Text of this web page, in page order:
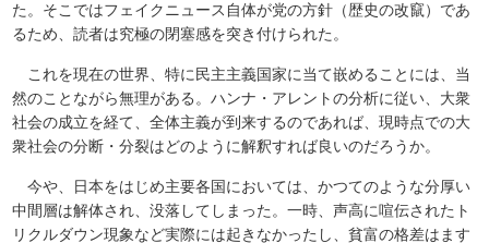
た。そこではフェイクニュース自体が党の方針（歴史の改竄）であ
るため、読者は究極の閉塞感を突き付けられた。
これを現在の世界、特に民主主義国家に当て嵌めることには、当
然のことながら無理がある。ハンナ・アレントの分析に従い、大衆
社会の成立を経て、全体主義が到来するのであれば、現時点での大
衆社会の分断・分裂はどのように解釈すれば良いのだろうか。
今や、日本をはじめ主要各国においては、かつてのような分厚い
中間層は解体され、没落してしまった。一時、声高に喧伝されたト
リクルダウン現象など実際には起きなかったし、貧富の格差はます